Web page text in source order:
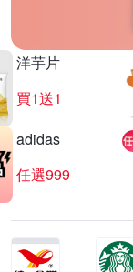
洋芋片
買1送1
adidas
任選999